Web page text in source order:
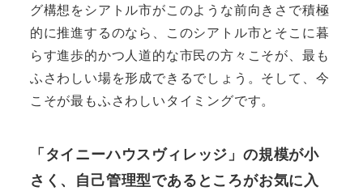
グ構想をシアトル市がこのような前向きさで積極
的に推進するのなら、このシアトル市とそこに暮
らす進歩的かつ人道的な市民の方々こそが、最も
ふさわしい場を形成できるでしょう。そして、今
こそが最もふさわしいタイミングです。
「タイニーハウスヴィレッジ」の規模が小
さく、自己管理型であるところがお気に入